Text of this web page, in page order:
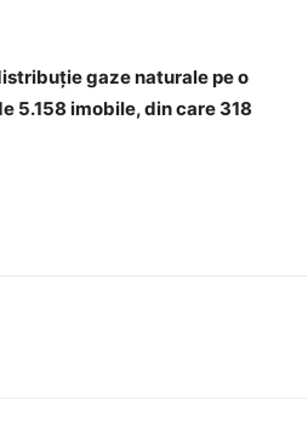
gaze naturale pe o
5.158 imobile, din care 318